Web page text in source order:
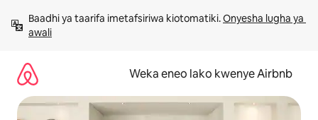
kwenda
kwenye
Baadhi ya taarifa imetafsiriwa kiotomatiki. Onyesha lugha ya
awali
Weka eneo lako kwenye Airbnb